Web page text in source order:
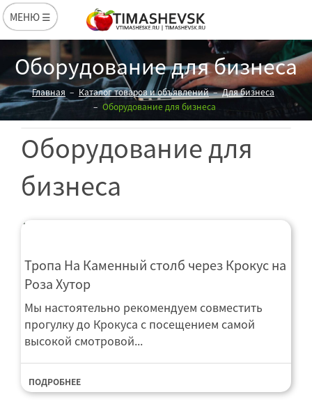
МЕНЮ ☰
Оборудование для бизнеса
Главная Каталог товаров и объявлений
Для бизнеса
Оборудование для бизнеса
Оборудование для
бизнеса
Тропа На Каменный столб через Крокус на
Роза Хутор
Мы настоятельно рекомендуем совместить
прогулку до Крокуса с посещением самой
высокой смотровой...
ПОДРОБНЕЕ